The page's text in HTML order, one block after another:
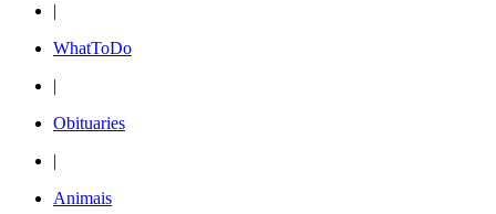
|
WhatToDo
|
Obituaries
|
Animais